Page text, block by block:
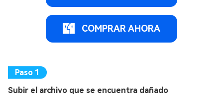
COMPRAR AHORA
Subir el archivo que se encuentra dañado